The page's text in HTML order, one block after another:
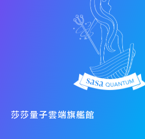
02-2358-
電話諮詢為周一到週日
莎莎量子雲端旗艦館